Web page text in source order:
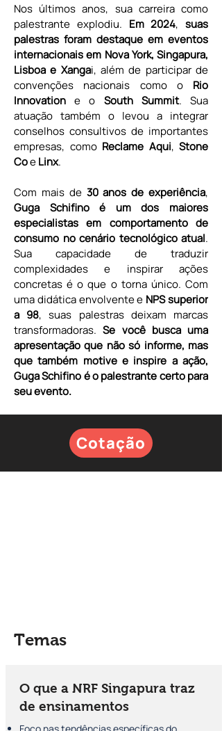
Nos últimos anos, sua carreira como
palestrante explodiu. Em 2024, suas
palestras foram destaque em eventos
internacionais em Nova York, Singapura,
Lisboa e Xangai, além de participar de
convenções nacionais como o Rio
Innovation e o South Summit. Sua
atuação também o levou a integrar
conselhos consultivos de importantes
empresas, como Reclame Aqui, Stone
Co e Linx.
Com mais de 30 anos de experiência
Guga Schifino é um dos maiores
especialistas em comportamento de
consumo no cenário tecnológico atual.
Sua capacidade de traduzir
complexidades e inspirar ações
concretas é o que o torna único. Com
uma didática envolvente e NPS superior
a 98, suas palestras deixam marcas
transformadoras. Se você busca uma
apresentação que não só informe, mas
que também motive e inspire a ação,
Guga Schifino é o palestrante certo para
seu evento.
Cotação
Temas
O que a NRF Singapura traz
de ensinamentos
Foco nas tendências específicas do